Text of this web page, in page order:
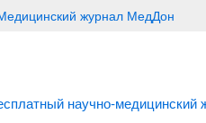
журнал МедДон
научно-